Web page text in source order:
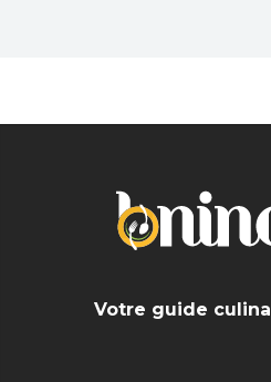
Votre guide